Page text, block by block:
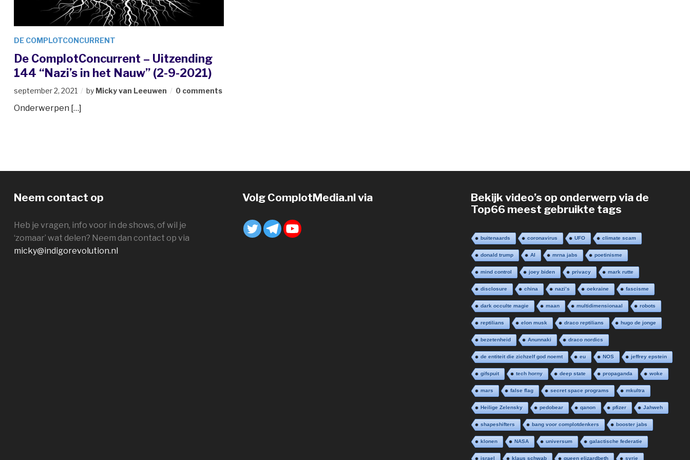
DE COMPLOTCONCURRENT
De ComplotConcurrent – Uitzending
144 “Nazi’s in het Nauw” (2-9-2021)
september 2, 2021 by Micky van Leeuwen 0 comments
Onderwerpen […]
Neem contact op
Heb je vragen, info voor in de shows, of wil je
‘zomaar’ wat delen? Neem dan contact op via
micky@indigorevolution.nl
Volg ComplotMedia.nl via
Bekijk video’s op onderwerp via de
Top66 meest gebruikte tags
buitenaards coronavirus UFO climate scam
donald trump AI mrna jabs poetinisme
mind control joey biden privacy mark rutte
disclosure china nazi’s oekraine fascisme
dark occulte magie maan multidimensionaal robots
reptilians elon musk draco reptilians hugo de jonge
bezetenheid Anunnaki draco nordics
de entiteit die zichzelf god noemt eu NOS jeffrey epstein
gifspuit tech horny deep state propaganda woke
mars false flag secret space programs mkultra
Heilige Zelensky pedobear qanon pfizer Jahweh
shapeshifters bang voor complotdenkers booster jabs
klonen NASA universum galactische federatie
israel klaus schwab queen elizardbeth syrie